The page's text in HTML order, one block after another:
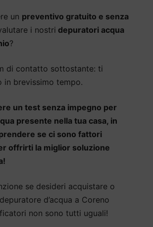
un preventivo gratuito e senza
i nostri depuratori acqua
?
di contatto sottostante: ti
in brevissimo tempo.
un test senza impegno per
presente nella tua casa, in
se ci sono fattori
offrirti la miglior soluzione
se desideri acquistare o
d’acqua a Coreno
non sono tutti uguali!